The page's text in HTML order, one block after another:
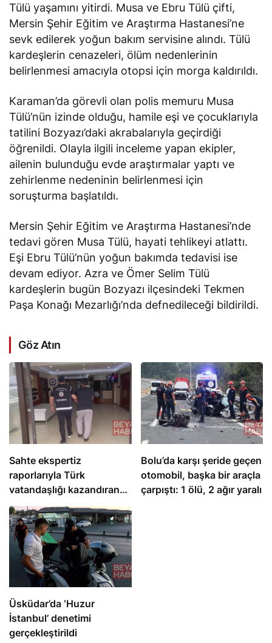
Tülü yaşamını yitirdi. Musa ve Ebru Tülü çifti,
Mersin Şehir Eğitim ve Araştırma Hastanesi’ne
sevk edilerek yoğun bakım servisine alındı. Tülü
kardeşlerin cenazeleri, ölüm nedenlerinin
belirlenmesi amacıyla otopsi için morga kaldırıldı.
Karaman’da görevli olan polis memuru Musa
Tülü’nün izinde olduğu, hamile eşi ve çocuklarıyla
tatilini Bozyazı’daki akrabalarıyla geçirdiği
öğrenildi. Olayla ilgili inceleme yapan ekipler,
ailenin bulunduğu evde araştırmalar yaptı ve
zehirlenme nedeninin belirlenmesi için
soruşturma başlatıldı.
Mersin Şehir Eğitim ve Araştırma Hastanesi’nde
tedavi gören Musa Tülü, hayati tehlikeyi atlattı.
Eşi Ebru Tülü’nün yoğun bakımda tedavisi ise
devam ediyor. Azra ve Ömer Selim Tülü
kardeşlerin bugün Bozyazı ilçesindeki Tekmen
Paşa Konağı Mezarlığı’nda defnedileceği bildirildi.
Göz Atın
Sahte ekspertiz
raporlarıyla Türk
vatandaşlığı kazandıran
suç örgütüne operasyon:
32 tutuklama
Bolu’da karşı şeride geçen
otomobil, başka bir araçla
çarpıştı: 1 ölü, 2 ağır yaralı
Üsküdar’da ‘Huzur
İstanbul’ denetimi
gerçekleştirildi